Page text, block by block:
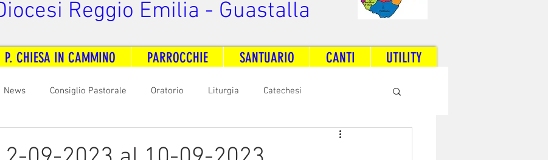
Reggio Emilia - Guastalla
P. CHIESA IN CAMMINO PARROCCHIE SANTUARIO CANTI UTILITY
News Consiglio Pastorale Oratorio Liturgia Catechesi
Radio Dream Together